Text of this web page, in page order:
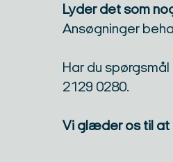
Lyder det som
Ansøgninger
Har du
2129 0280.
Vi glæder os til at